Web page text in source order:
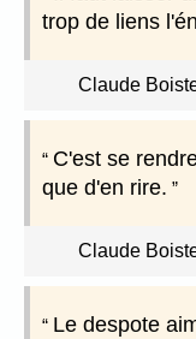
trop de liens
Claude
C'est se
que d'en rire.
Claude
Le despote